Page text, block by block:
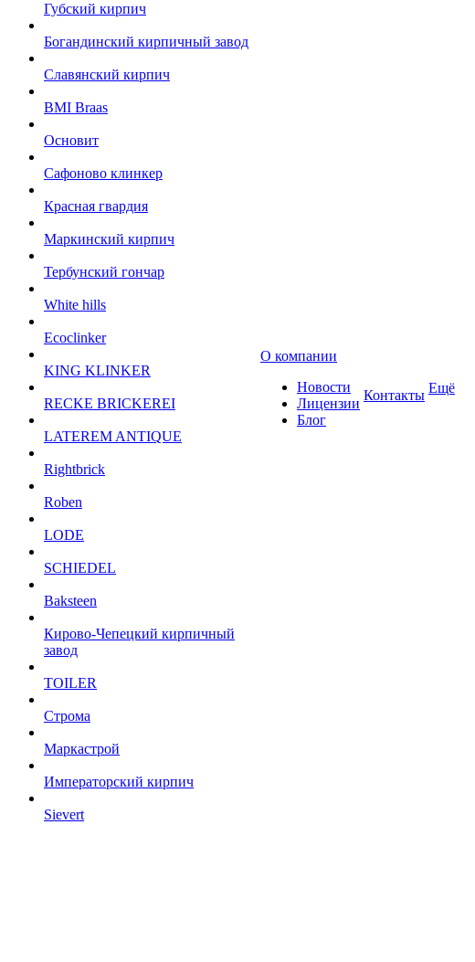
Губский кирпич
Богандинский кирпичный завод
Славянский кирпич
BMI Braas
Основит
Сафоново клинкер
Красная гвардия
Маркинский кирпич
Тербунский гончар
White hills
Ecoclinker
KING KLINKER
RECKE BRICKEREI
LATEREM ANTIQUE
Rightbrick
Roben
LODE
SCHIEDEL
Baksteen
Кирово-Чепецкий кирпичный
завод
TOILER
Строма
Маркастрой
Императорский кирпич
Sievert
О компании
Новости
Лицензии
Блог
Контакты Ещё